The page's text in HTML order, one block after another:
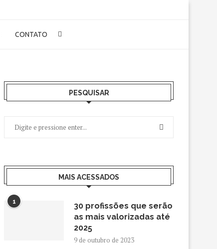
CONTATO
PESQUISAR
MAIS ACESSADOS
1
30 profissões que serão
as mais valorizadas até
2025
9 de outubro de 2023